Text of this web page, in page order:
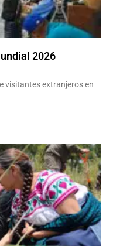
2026
visitantes extranjeros en